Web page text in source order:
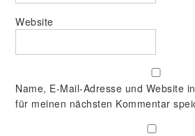
Website
Name, E-Mail-Adresse und Website
für meinen nächsten Kommentar